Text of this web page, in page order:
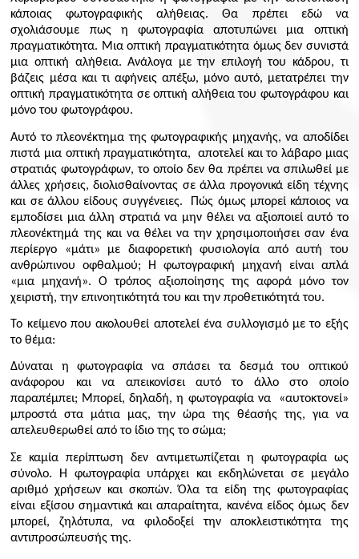
κάποιας φωτογραφικής αλήθειας. Θα πρέπει εδώ να
σχολιάσουμε πως η φωτογραφία αποτυπώνει μια οπτική
πραγματικότητα. Μια οπτική πραγματικότητα όμως δεν συνιστά
μια οπτική αλήθεια. Ανάλογα με την επιλογή του κάδρου, τι
βάζεις μέσα και τι αφήνεις απέξω, μόνο αυτό, μετατρέπει την
οπτική πραγματικότητα σε οπτική αλήθεια του φωτογράφου και
μόνο του φωτογράφου.
Αυτό το πλεονέκτημα της φωτογραφικής μηχανής, να αποδίδει
πιστά μια οπτική πραγματικότητα, αποτελεί και το λάβαρο μιας
στρατιάς φωτογράφων, το οποίο δεν θα πρέπει να σπιλωθεί με
άλλες χρήσεις, διολισθαίνοντας σε άλλα προγονικά είδη τέχνης
και σε άλλου είδους συγγένειες. Πώς όμως μπορεί κάποιος να
εμποδίσει μια άλλη στρατιά να μην θέλει να αξιοποιεί αυτό το
πλεονέκτημά της και να θέλει να την χρησιμοποιήσει σαν ένα
περίεργο «μάτι» με διαφορετική φυσιολογία από αυτή του
ανθρώπινου οφθαλμού; Η φωτογραφική μηχανή είναι απλά
«μια μηχανή». Ο τρόπος αξιοποίησης της αφορά μόνο τον
χειριστή, την επινοητικότητά του και την προθετικότητά του.
Το κείμενο που ακολουθεί αποτελεί ένα συλλογισμό με το εξής
το θέμα:
Δύναται η φωτογραφία να σπάσει τα δεσμά του οπτικού
ανάφορου και να απεικονίσει αυτό το άλλο στο οποίο
παραπέμπει; Μπορεί, δηλαδή, η φωτογραφία να «αυτοκτονεί»
μπροστά στα μάτια μας, την ώρα της θέασής της, για να
απελευθερωθεί από το ίδιο της το σώμα;
Σε καμία περίπτωση δεν αντιμετωπίζεται η φωτογραφία ως
σύνολο. Η φωτογραφία υπάρχει και εκδηλώνεται σε μεγάλο
αριθμό χρήσεων και σκοπών. Όλα τα είδη της φωτογραφίας
είναι εξίσου σημαντικά και απαραίτητα, κανένα είδος όμως δεν
μπορεί, ζηλότυπα, να φιλοδοξεί την αποκλειστικότητα της
αντιπροσώπευσής της.